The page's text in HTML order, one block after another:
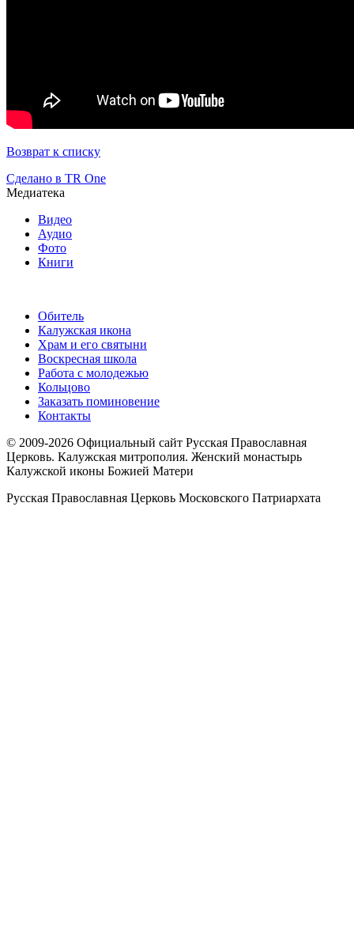
Возврат к списку
Сделано в TR One
Медиатека
Видео
Аудио
Фото
Книги
Обитель
Калужская икона
Храм и его святыни
Воскресная школа
Работа с молодежью
Кольцово
Заказать поминовение
Контакты
© 2009-2026 Официальный сайт Русская Православная
Церковь. Калужская митрополия. Женский монастырь
Калужской иконы Божией Матери
Русская Православная Церковь Московского Патриархата